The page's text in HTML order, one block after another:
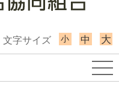
文字サイズ 小 中 大